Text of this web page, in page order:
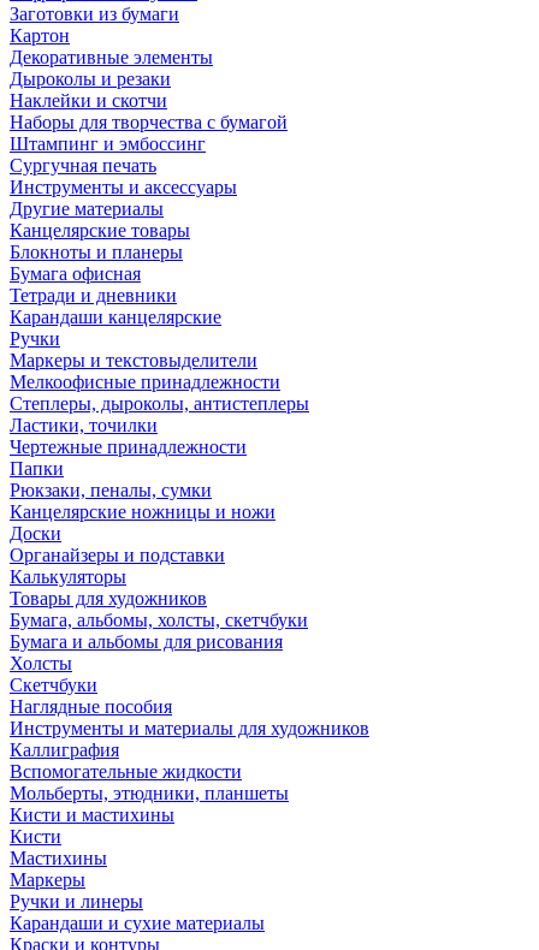
Заготовки из бумаги
Картон
Декоративные элементы
Дыроколы и резаки
Наклейки и скотчи
Наборы для творчества с бумагой
Штампинг и эмбоссинг
Сургучная печать
Инструменты и аксессуары
Другие материалы
Канцелярские товары
Блокноты и планеры
Бумага офисная
Тетради и дневники
Карандаши канцелярские
Ручки
Маркеры и текстовыделители
Мелкоофисные принадлежности
Степлеры, дыроколы, антистеплеры
Ластики, точилки
Чертежные принадлежности
Папки
Рюкзаки, пеналы, сумки
Канцелярские ножницы и ножи
Доски
Органайзеры и подставки
Калькуляторы
Товары для художников
Бумага, альбомы, холсты, скетчбуки
Бумага и альбомы для рисования
Холсты
Скетчбуки
Наглядные пособия
Инструменты и материалы для художников
Каллиграфия
Вспомогательные жидкости
Мольберты, этюдники, планшеты
Кисти и мастихины
Кисти
Мастихины
Маркеры
Ручки и линеры
Карандаши и сухие материалы
Краски и контуры